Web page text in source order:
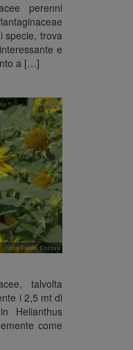
perenni
specie, trova
e
a […]
talvolta
i 2,5 mt di
Helianthus
come